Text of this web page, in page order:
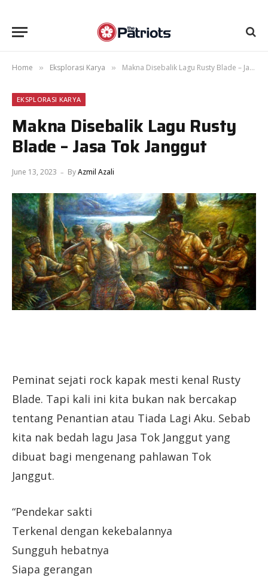
Home » Eksplorasi Karya » Makna Disebalik Lagu Rusty Blade – Jasa Tok Janggut
EKSPLORASI KARYA
Makna Disebalik Lagu Rusty
Blade – Jasa Tok Janggut
June 13, 2023 ByAzmil Azali
Peminat sejati rock kapak mesti kenal Rusty
Blade. Tapi kali ini kita bukan nak bercakap
tentang Penantian atau Tiada Lagi Aku. Sebab
kita nak bedah lagu Jasa Tok Janggut yang
dibuat bagi mengenang pahlawan Tok
Janggut.
“Pendekar sakti
Terkenal dengan kekebalannya
Sungguh hebatnya
Siapa gerangan